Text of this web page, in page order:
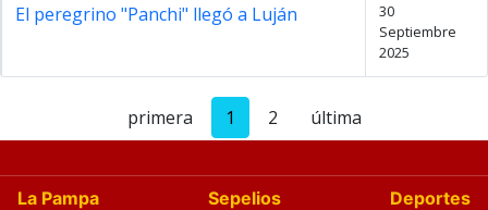
El peregrino "Panchi" llegó a Luján
30
Septiembre
2025
primera 1 2 última
La Pampa Sepelios
Deportes